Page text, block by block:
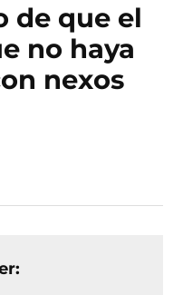
de que el
no haya
nexos